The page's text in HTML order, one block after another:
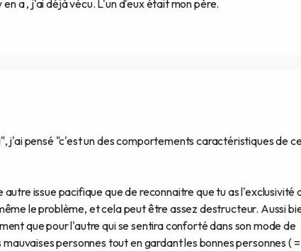
a , j'ai déjà vécu. L'un d'eux était mon père.
j'ai pensé "c'est un des comportements caractéristiques de
issue pacifique que de reconnaitre que tu as l'exclusivité
le problème, et cela peut être assez destructeur. Aussi
que pour l'autre qui se sentira conforté dans son mode de
personnes tout en gardant les bonnes personnes ( =